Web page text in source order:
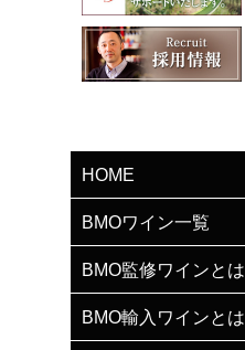
HOME
BMOワイン一覧
BMO監修ワインとは
BMO輸入ワインとは